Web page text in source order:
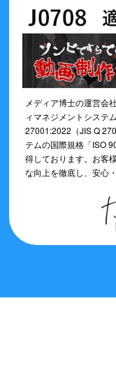
メディア博士の運営会
ィマネジメントシステ
27001:2022（JIS Q
テムの国際規格「ISO
得しております。お客
な向上を徹底し、安心